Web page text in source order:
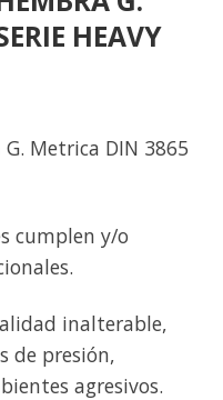
deseos
HEAVY
Metrica DIN 3865
cumplen y/o
inalterable,
de presión,
agresivos.